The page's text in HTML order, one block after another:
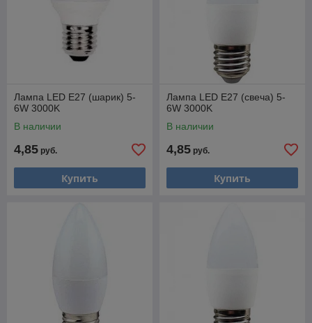
Лампа LED E27 (шарик) 5-
6W 3000K
В наличии
4,85 руб.
Купить
Лампа LED E27 (свеча) 5-
6W 3000K
В наличии
4,85 руб.
Купить